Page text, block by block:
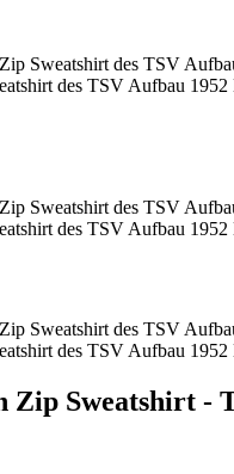
Zip Sweatshirt -